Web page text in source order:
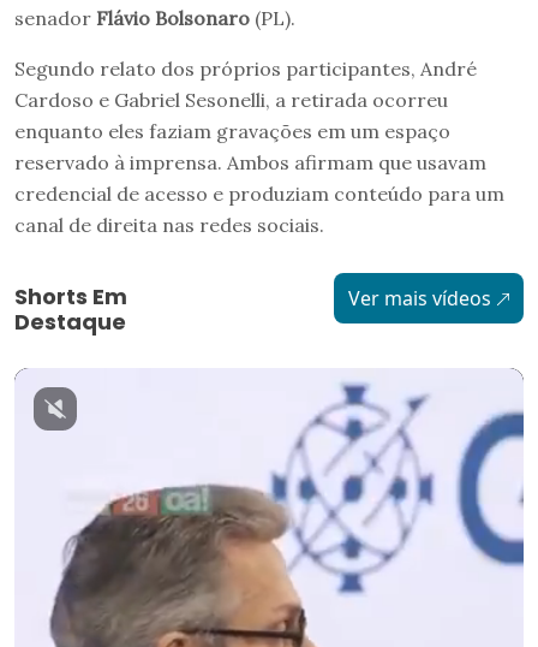
senador Flávio Bolsonaro (PL).
Segundo relato dos próprios participantes, André
Cardoso e Gabriel Sesonelli, a retirada ocorreu
enquanto eles faziam gravações em um espaço
reservado à imprensa. Ambos afirmam que usavam
credencial de acesso e produziam conteúdo para um
canal de direita nas redes sociais.
Shorts Em
Destaque
Ver mais vídeos